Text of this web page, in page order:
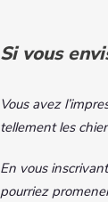
Si vous
Vous avez
tellement les
En vous
pourriez